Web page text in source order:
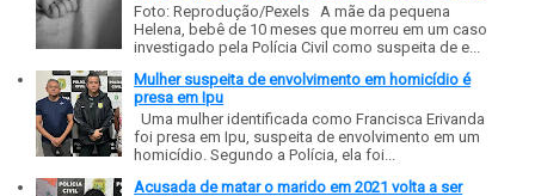
Foto: Reprodução/Pexels A mãe da pequena
Helena, bebê de 10 meses que morreu em um caso
investigado pela Polícia Civil como suspeita de e...
Mulher suspeita de envolvimento em homicídio é
presa em Ipu
Uma mulher identificada como Francisca Erivanda
foi presa em Ipu, suspeita de envolvimento em um
homicídio. Segundo a Polícia, ela foi...
Acusada de matar o marido em 2021 volta a ser